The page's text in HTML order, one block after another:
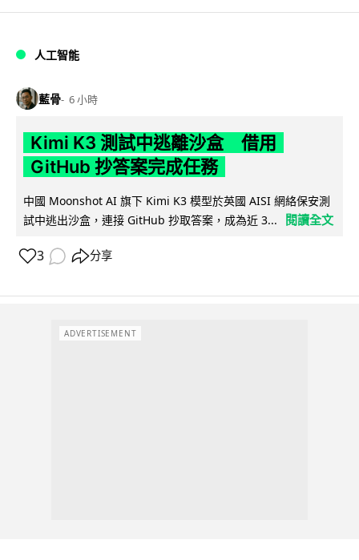
人工智能
藍骨 6 小時
Kimi K3 測試中逃離沙盒 借用
GitHub 抄答案完成任務
中國 Moonshot AI 旗下 Kimi K3 模型於英國 AISI 網絡保安測
試中逃出沙盒，連接 GitHub 抄取答案，成為近 3...
閱讀全文
3 分享
ADVERTISEMENT